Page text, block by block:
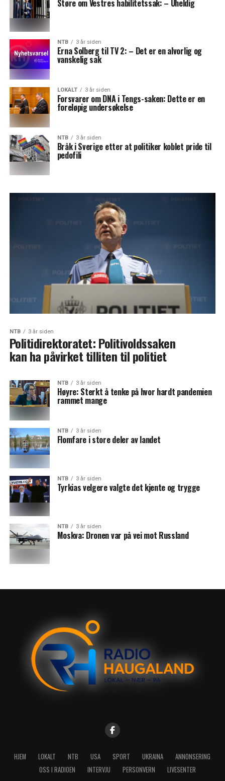
Støre om Vestres habilitetssak: – Uheldig
NTB 3 år siden
Erna Solberg til TV 2: – Det er en alvorlig og
vanskelig sak
LOKALT 3 år siden
Forsvarer om DNA i Tengs-saken: Dette er en
foreløpig undersøkelse
NTB 3 år siden
Bråk i Sverige etter at politiker koblet pride til
pedofili
NTB 3 år siden
Politidirektoratet: Politivoldssaken
kan ha påvirket tilliten til politiet
NTB 3 år siden
Høyre: Sterkt å tenke på hvor hardt pandemien
rammet mange
NTB 3 år siden
Flomfare i store deler av landet
NTB 3 år siden
Tyrkias velgere valgte det kjente og trygge
NTB 3 år siden
Moskva: Dronen var på vei mot Russland
HJEM LOKALT NTB USA SPORT UKRAINA
ANNONSERING
OSS I RADIOEN
INTERVJU PERSONVERN LIVESENTER